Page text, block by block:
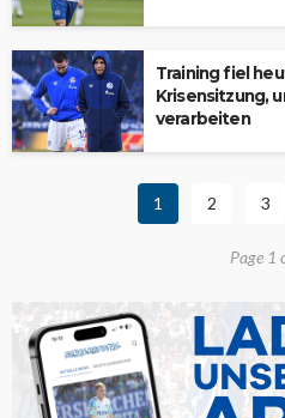
Training fiel
Krisensitzung,
verarbeiten
1 2 3
Page 1